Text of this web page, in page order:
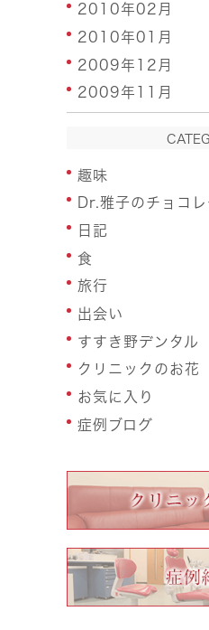
2010年02月
2010年01月
2009年12月
2009年11月
趣味
Dr.雅子のチョコレ
日記
食
旅行
出会い
すすき野デンタル
クリニックのお花
お気に入り
症例ブログ